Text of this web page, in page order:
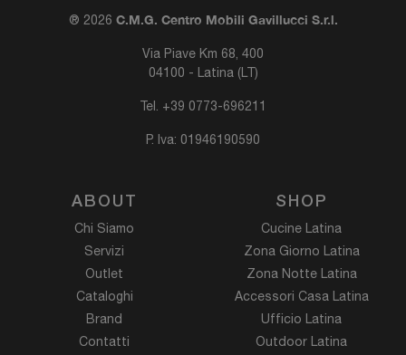
® 2026 C.M.G. Centro Mobili Gavillucci S.r.l.
Via Piave Km 68, 400
04100 - Latina (LT)
Tel. +39 0773-696211
P. Iva: 01946190590
ABOUT
Chi Siamo
Servizi
Outlet
Cataloghi
Brand
Contatti
SHOP
Cucine Latina
Zona Giorno Latina
Zona Notte Latina
Accessori Casa Latina
Ufficio Latina
Outdoor Latina